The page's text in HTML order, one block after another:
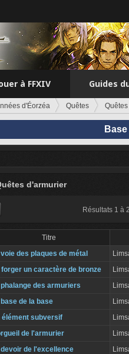
à FFXIV Guides
d'Éorzéa Quêtes
d'armurier
Résultats 1 à
Titre
voie des plaques de métal
forger un caractère de bronze
phalange des armuriers
base de la base
élément subversif
de l'armurier
devoir de l'excellence